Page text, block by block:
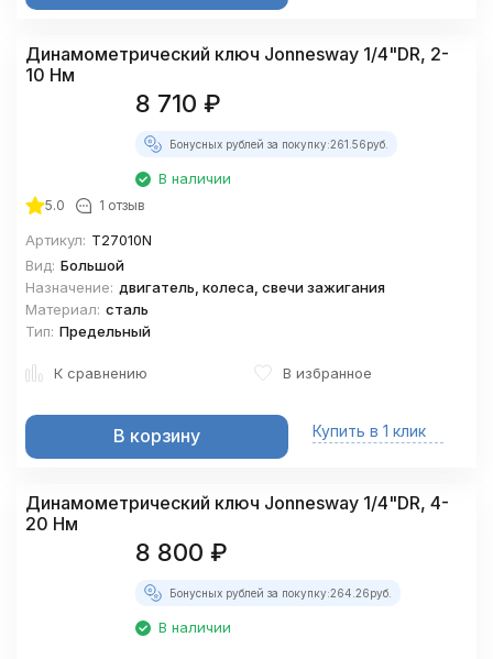
Динамометрический ключ Jonnesway 1/4"DR, 2-
10 Нм
8 710 ₽
Бонусных рублей за покупку:261.56руб.
В наличии
5.0 1 отзыв
Артикул: T27010N
Вид: Большой
Назначение: двигатель, колеса, свечи зажигания
Материал: сталь
Тип: Предельный
К сравнению В избранное
В корзину Купить в 1 клик
Динамометрический ключ Jonnesway 1/4"DR, 4-
20 Нм
8 800 ₽
Бонусных рублей за покупку:264.26руб.
В наличии